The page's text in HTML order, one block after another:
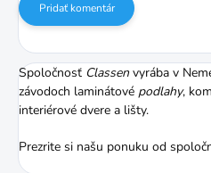
Pridať komentár
Spoločnosť Classenvyrába v
závodoch laminátové podlahy,
interiérové dvere a lišty.
Prezrite si našu ponuku od